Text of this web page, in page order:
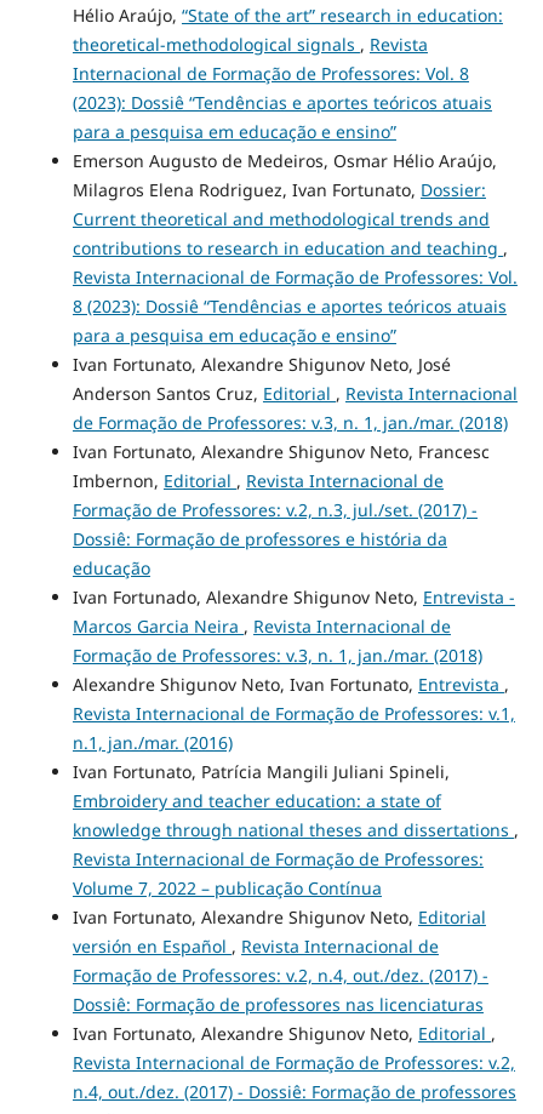
Hélio Araújo, “State of the art” research in education:
theoretical-methodological signals , Revista
Internacional de Formação de Professores: Vol. 8
(2023): Dossiê “Tendências e aportes teóricos atuais
para a pesquisa em educação e ensino”
Emerson Augusto de Medeiros, Osmar Hélio Araújo,
Milagros Elena Rodriguez, Ivan Fortunato, Dossier:
Current theoretical and methodological trends and
contributions to research in education and teaching ,
Revista Internacional de Formação de Professores: Vol.
8 (2023): Dossiê “Tendências e aportes teóricos atuais
para a pesquisa em educação e ensino”
Ivan Fortunato, Alexandre Shigunov Neto, José
Anderson Santos Cruz, Editorial , Revista Internacional
de Formação de Professores: v.3, n. 1, jan./mar. (2018)
Ivan Fortunato, Alexandre Shigunov Neto, Francesc
Imbernon, Editorial , Revista Internacional de
Formação de Professores: v.2, n.3, jul./set. (2017) -
Dossiê: Formação de professores e história da
educação
Ivan Fortunado, Alexandre Shigunov Neto, Entrevista -
Marcos Garcia Neira , Revista Internacional de
Formação de Professores: v.3, n. 1, jan./mar. (2018)
Alexandre Shigunov Neto, Ivan Fortunato, Entrevista ,
Revista Internacional de Formação de Professores: v.1,
n.1, jan./mar. (2016)
Ivan Fortunato, Patrícia Mangili Juliani Spineli,
Embroidery and teacher education: a state of
knowledge through national theses and dissertations ,
Revista Internacional de Formação de Professores:
Volume 7, 2022 – publicação Contínua
Ivan Fortunato, Alexandre Shigunov Neto, Editorial
versión en Español , Revista Internacional de
Formação de Professores: v.2, n.4, out./dez. (2017) -
Dossiê: Formação de professores nas licenciaturas
Ivan Fortunato, Alexandre Shigunov Neto, Editorial ,
Revista Internacional de Formação de Professores: v.2,
n.4, out./dez. (2017) - Dossiê: Formação de professores